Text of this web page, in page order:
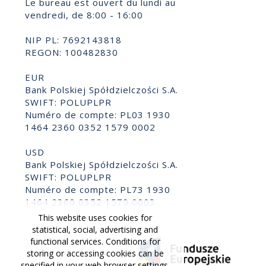
Le bureau est ouvert du lundi au
vendredi, de 8:00 - 16:00
NIP PL: 7692143818
REGON: 100482830
EUR
Bank Polskiej Spółdzielczości S.A.
SWIFT: POLUPLPR
Numéro de compte: PL03 1930
1464 2360 0352 1579 0002
USD
Bank Polskiej Spółdzielczości S.A.
SWIFT: POLUPLPR
Numéro de compte: PL73 1930
1464 2360 0352 1579 0003
This website uses cookies for
statistical, social, advertising and
functional services. Conditions for
storing or accessing cookies can be